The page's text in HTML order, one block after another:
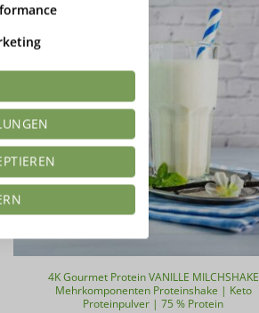
4K Gourmet Protein VANILLE MILCHSHAKE
Mehrkomponenten Proteinshake | Keto
Proteinpulver | 75 % Protein